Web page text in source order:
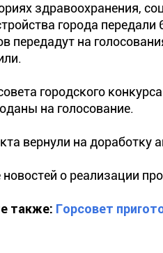
здравоохранения,
города
передадут на
городского
на голосование.
вернули на доработку
о реализации
также: Горсовет